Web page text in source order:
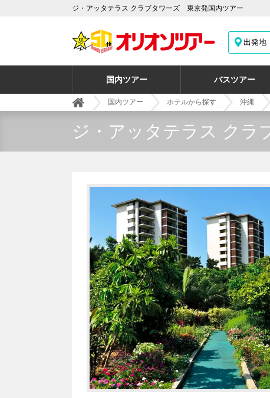
ジ・アッタテラス クラブタワーズ 東京発国内ツアー
出発地
国内ツアー バスツアー
国内ツアー ホテルから探す 沖縄
ジ・アッタテラス クラ